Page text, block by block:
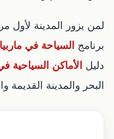
لمن يزور المدينة
برنامج السياحة في
دليل
الأماكن السياحية
البحر والمدينة القديمة